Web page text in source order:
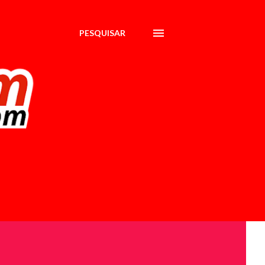
PESQUISAR